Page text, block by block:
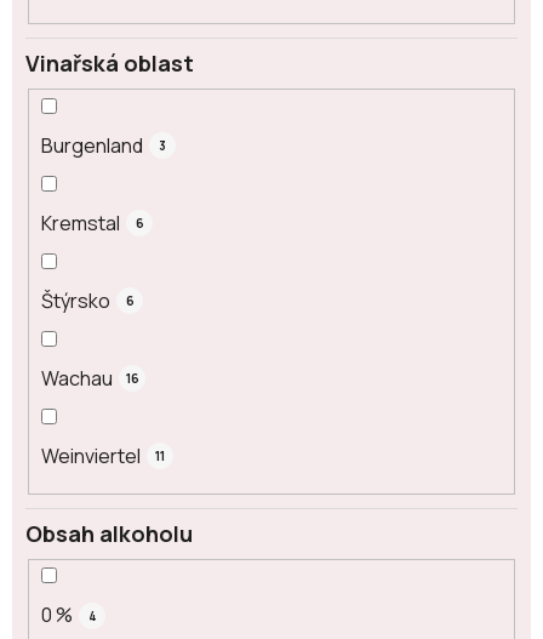
Vinařská oblast
Burgenland 3
Kremstal 6
Štýrsko 6
Wachau 16
Weinviertel 11
Obsah alkoholu
0 % 4